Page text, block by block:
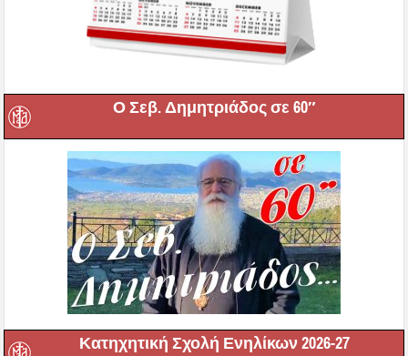
Ο Σεβ. Δημητριάδος σε 60″
Κατηχητική Σχολή Ενηλίκων 2026-27